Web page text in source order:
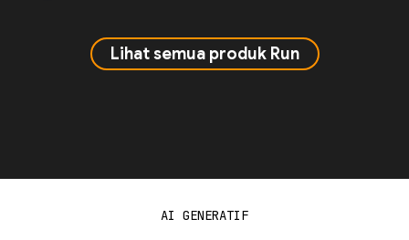
Lihat semua produk Run
AI GENERATIF